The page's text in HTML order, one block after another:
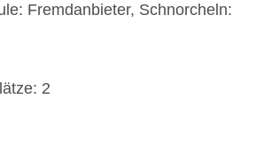
Fremdanbieter, Schnorcheln:
2